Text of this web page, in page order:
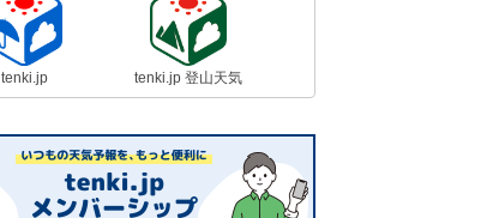
tenki.jp tenki.jp 登山天気